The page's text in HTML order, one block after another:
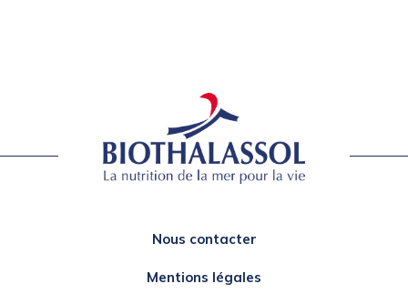
Nous contacter
Mentions légales